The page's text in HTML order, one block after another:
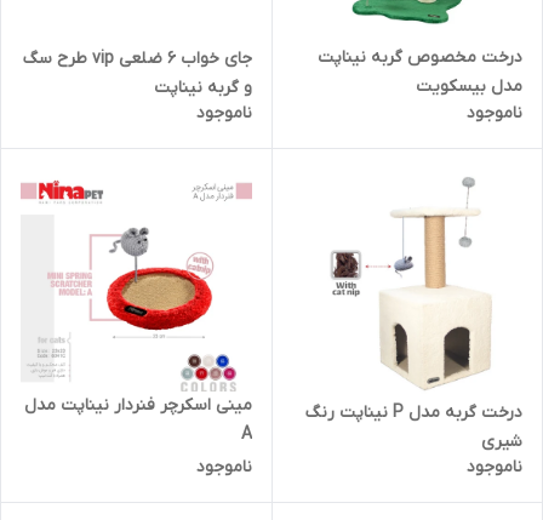
درخت مخصوص گربه نیناپت
مدل بیسکویت
ناموجود
جای خواب 6 ضلعی vip طرح سگ
و گربه نیناپت
ناموجود
درخت گربه مدل P نیناپت رنگ
شیری
ناموجود
مینی اسکرچر فنردار نیناپت مدل
A
ناموجود